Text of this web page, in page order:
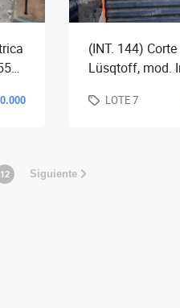
(INT. 144)
Lüsqtoff, mod.
torcha.-
LOTE 7
12 Siguiente